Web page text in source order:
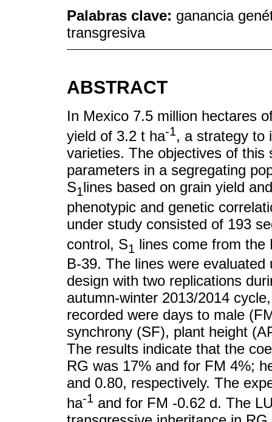
Palabras clave: ganancia
transgresiva
ABSTRACT
In Mexico 7.5 million hectares
yield of 3.2 t ha-1, a strategy to
varieties. The objectives of
parameters in a segregating
S1lines based on grain yield
phenotypic and genetic
under study consisted of 193
control, S1 lines come from the
B-39. The lines were
design with two replications
autumn-winter 2013/2014
recorded were days to male
synchrony (SF), plant height
The results indicate that the
RG was 17% and for FM 4%;
and 0.80, respectively. The
ha-1 and for FM -0.62 d. The